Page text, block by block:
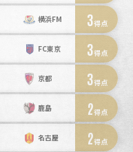
横浜FM 3得点
FC東京 3得点
京都 3得点
鹿島 2得点
名古屋 2得点